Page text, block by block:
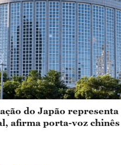
do Japão representa
afirma porta-voz chinês